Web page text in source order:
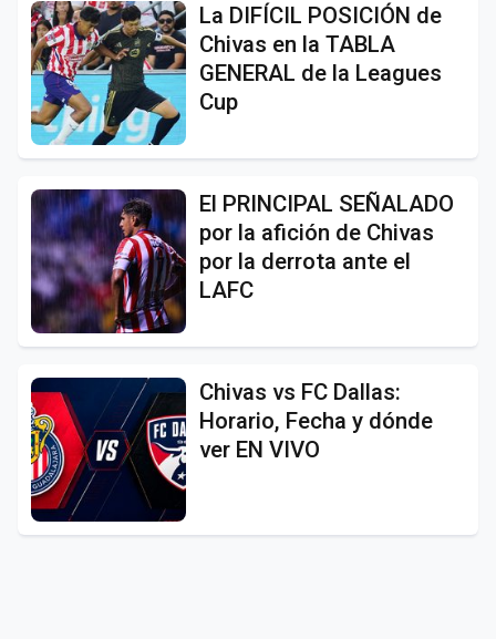
La DIFÍCIL POSICIÓN de
Chivas en la TABLA
GENERAL de la Leagues
Cup
El PRINCIPAL SEÑALADO
por la afición de Chivas
por la derrota ante el
LAFC
Chivas vs FC Dallas:
Horario, Fecha y dónde
ver EN VIVO